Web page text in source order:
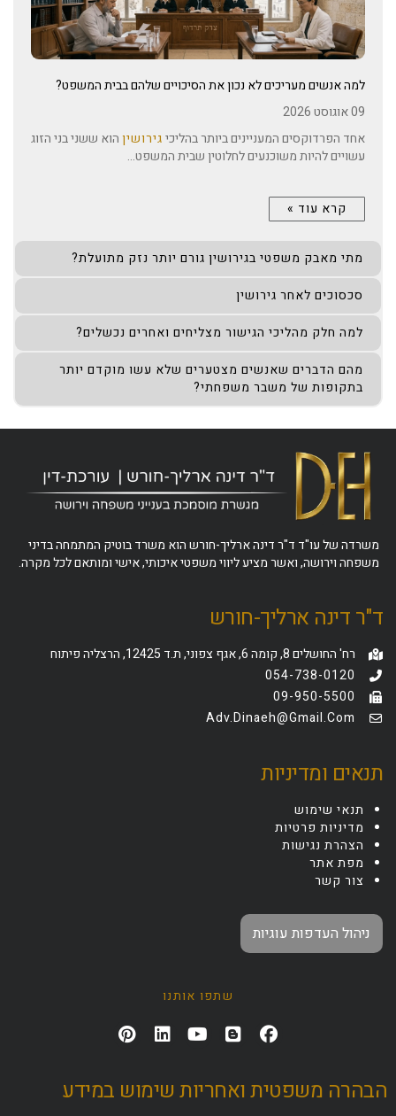
למה אנשים מעריכים לא נכון את הסיכויים שלהם בבית המשפט?
09 אוגוסט 2026
אחד הפרדוקסים המעניינים ביותר בהליכיגירושיןהוא ששני בני הזוג
עשויים להיות משוכנעים לחלוטין שבית המשפט...
קרא עוד »
מתי מאבק משפטי בגירושין גורם יותר נזק מתועלת?
סכסוכים לאחר גירושין
למה חלק מהליכי הגישור מצליחים ואחרים נכשלים?
מהם הדברים שאנשים מצטערים שלא עשו מוקדם יותר
בתקופות של משבר משפחתי?
משרדה של עו"ד ד"ר דינה ארליך-חורש הוא משרד בוטיק המתמחה בדיני
משפחה וירושה, ואשר מציע ליווי משפטי איכותי, אישי ומותאם לכל מקרה.
ד"ר דינה ארליך-חורש
רח' החושלים 8, קומה 6, אגף צפוני, ת.ד 12425, הרצליה פיתוח
054-738-0120
09-950-5500
Adv.dinaeh@gmail.com
תנאים ומדיניות
תנאי שימוש
מדיניות פרטיות
הצהרת נגישות
מפת אתר
צור קשר
ניהול העדפות עוגיות
שתפו אותנו
הבהרה משפטית ואחריות שימוש במידע